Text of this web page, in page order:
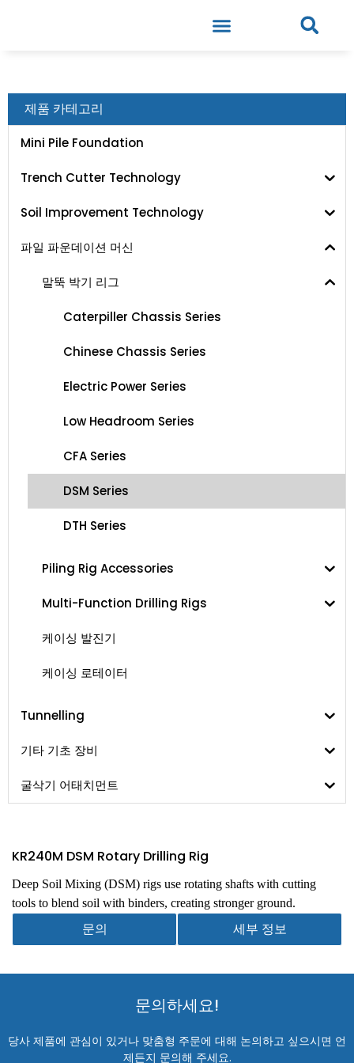
제품 카테고리
Mini Pile Foundation
Trench Cutter Technology
Soil Improvement Technology
파일 파운데이션 머신
말뚝 박기 리그
Caterpiller Chassis Series
Chinese Chassis Series
Electric Power Series
Low Headroom Series
CFA Series
DSM Series
DTH Series
Piling Rig Accessories
Multi-Function Drilling Rigs
케이싱 발진기
케이싱 로테이터
Tunnelling
기타 기초 장비
굴삭기 어태치먼트
KR240M DSM Rotary Drilling Rig
Deep Soil Mixing (DSM) rigs use rotating shafts with cutting
tools to blend soil with binders, creating stronger ground.
문의 세부 정보
문의하세요!
당사 제품에 관심이 있거나 맞춤형 주문에 대해 논의하고 싶으시면 언
제든지 문의해 주세요.